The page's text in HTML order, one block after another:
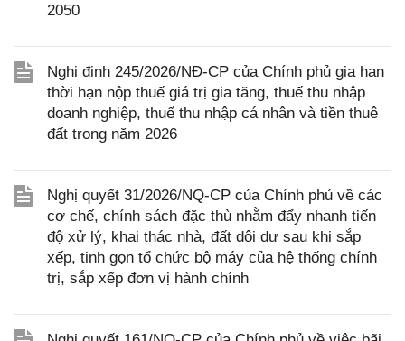
2050
Nghị định 245/2026/NĐ-CP của Chính phủ gia hạn
thời hạn nộp thuế giá trị gia tăng, thuế thu nhập
doanh nghiệp, thuế thu nhập cá nhân và tiền thuê
đất trong năm 2026
Nghị quyết 31/2026/NQ-CP của Chính phủ về các
cơ chế, chính sách đặc thù nhằm đẩy nhanh tiến
độ xử lý, khai thác nhà, đất dôi dư sau khi sắp
xếp, tinh gọn tổ chức bộ máy của hệ thống chính
trị, sắp xếp đơn vị hành chính